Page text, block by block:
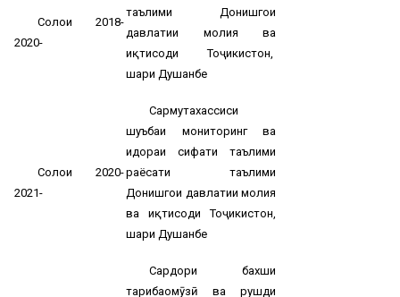
Солҳои 2018-
2020-
таълими Донишгоҳи
давлатии молия ва
иқтисоди Тоҷикистон,
шаҳри Душанбе
Солҳои 2020-
2021-
Сармутахассиси
шуъбаи мониторинг ва
идораи сифати таълими
раёсати таълими
Донишгоҳи давлатии молия
ва иқтисоди Тоҷикистон,
шаҳри Душанбе
Сардори бахши
таҳрибаомӯзӣ ва рушди